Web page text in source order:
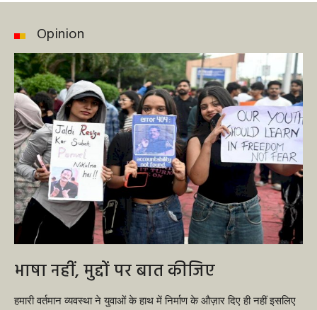
Opinion
भाषा नहीं, मुद्दों पर बात कीजिए
हमारी वर्तमान व्यवस्था ने युवाओं के हाथ में निर्माण के औज़ार दिए ही नहीं इसलिए